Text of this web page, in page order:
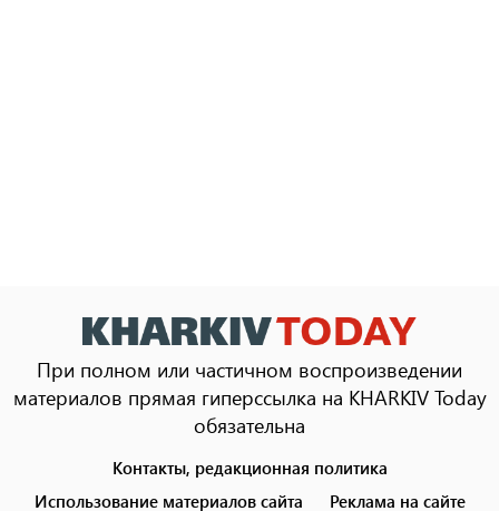
При полном или частичном воспроизведении
материалов прямая гиперссылка на KHARKIV Today
обязательна
menu
Контакты, редакционная политика
Использование материалов сайта
Реклама на сайте